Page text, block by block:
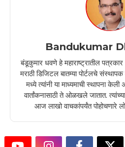
Bandukumar
बंडूकुमार धवणे हे महाराष्ट्रातील
मराठी डिजिटल बातम्या पोर्टलचे
मध्ये त्यांनी या माध्यमाची स्थापना केली
वार्तांकनासाठी ते ओळखले जातात.
आज लाखो वाचकांपर्यंत पोहोचणारे